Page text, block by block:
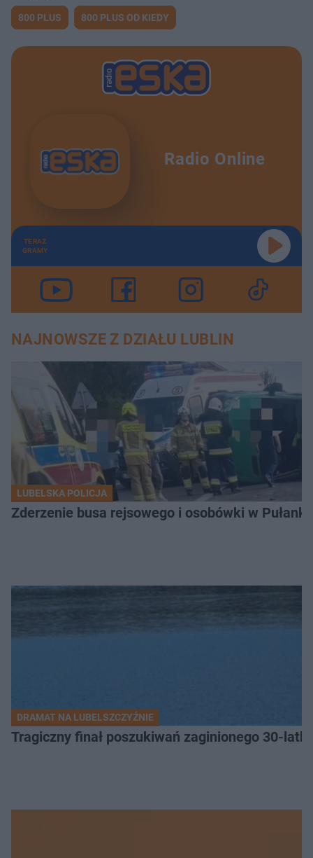
800 PLUS 800 PLUS OD KIEDY
Radio Online
TERAZ
GRAMY
NAJNOWSZE Z DZIAŁU LUBLIN
LUBELSKA POLICJA
Zderzenie busa rejsowego i osobówki w
DRAMAT NA LUBELSZCZYŹNIE
Tragiczny finał poszukiwań zaginionego 30-